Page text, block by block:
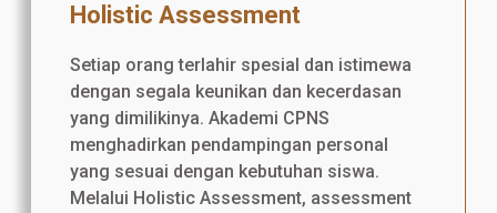
Holistic Assessment
Setiap orang terlahir spesial dan istimewa
dengan segala keunikan dan kecerdasan
yang dimilikinya. Akademi CPNS
menghadirkan pendampingan personal
yang sesuai dengan kebutuhan siswa.
Melalui Holistic Assessment, assessment